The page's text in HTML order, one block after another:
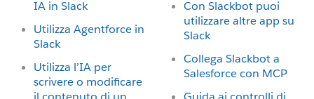
IA in Slack
Utilizza Agentforce in
Slack
Utilizza l’IA per
scrivere o modificare
Con Slackbot puoi
utilizzare altre app su
Slack
Collega Slackbot a
Salesforce con MCP